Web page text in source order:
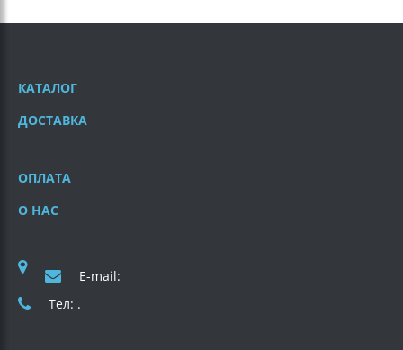
КАТАЛОГ
ДОСТАВКА
ОПЛАТА
О НАС
E-mail:
Тел: .